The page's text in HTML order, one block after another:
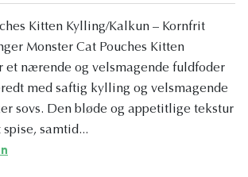
Kitten Kylling/Kalkun – Kornfrit
Monster Cat Pouches Kitten
et nærende og velsmagende fuldfoder
med saftig kylling og velsmagende
sovs. Den bløde og appetitlige tekstur
samtid...